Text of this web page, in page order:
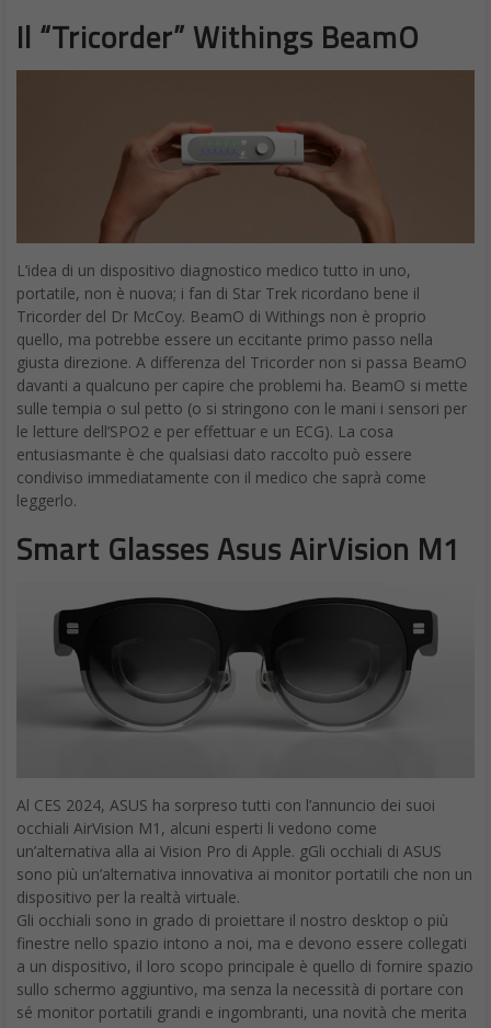
Il “Tricorder” Withings BeamO
L’idea di un dispositivo diagnostico medico tutto in uno,
portatile, non è nuova; i fan di Star Trek ricordano bene il
Tricorder del Dr McCoy. BeamO di Withings non è proprio
quello, ma potrebbe essere un eccitante primo passo nella
giusta direzione. A differenza del Tricorder non si passa BeamO
davanti a qualcuno per capire che problemi ha. BeamO si mette
sulle tempia o sul petto (o si stringono con le mani i sensori per
le letture dell’SPO2 e per effettuar e un ECG). La cosa
entusiasmante è che qualsiasi dato raccolto può essere
condiviso immediatamente con il medico che saprà come
leggerlo.
Smart Glasses Asus AirVision M1
Al CES 2024, ASUS ha sorpreso tutti con l’annuncio dei suoi
occhiali AirVision M1, alcuni esperti li vedono come
un’alternativa alla ai Vision Pro di Apple. gGli occhiali di ASUS
sono più un’alternativa innovativa ai monitor portatili che non un
dispositivo per la realtà virtuale.
Gli occhiali sono in grado di proiettare il nostro desktop o più
finestre nello spazio intono a noi, ma e devono essere collegati
a un dispositivo, il loro scopo principale è quello di fornire spazio
sullo schermo aggiuntivo, ma senza la necessità di portare con
sé monitor portatili grandi e ingombranti, una novità che merita